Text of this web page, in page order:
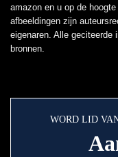
amazon en u op de
afbeeldingen zijn
eigenaren. Alle geciteerde
bronnen.
WORD LID